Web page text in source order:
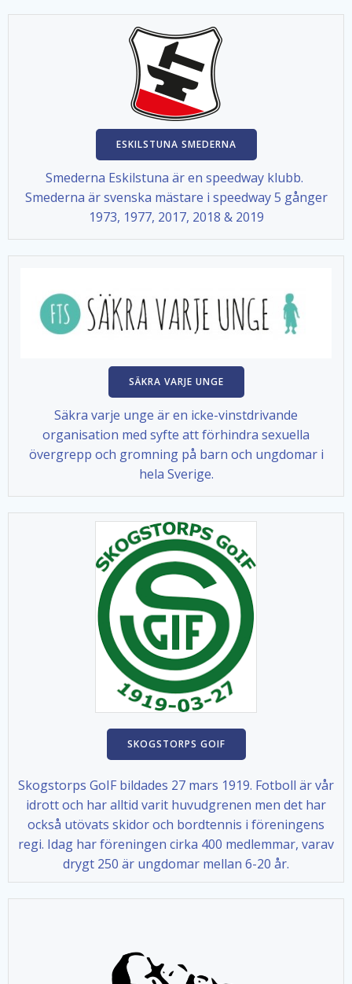
ESKILSTUNA SMEDERNA
Smederna Eskilstuna är en speedway klubb.
Smederna är svenska mästare i speedway 5 gånger
1973, 1977, 2017, 2018 & 2019
SÄKRA VARJE UNGE
Säkra varje unge är en icke-vinstdrivande
organisation med syfte att förhindra sexuella
övergrepp och gromning på barn och ungdomar i
hela Sverige.
SKOGSTORPS GOIF
Skogstorps GoIF bildades 27 mars 1919. Fotboll är vår
idrott och har alltid varit huvudgrenen men det har
också utövats skidor och bordtennis i föreningens
regi. Idag har föreningen cirka 400 medlemmar, varav
drygt 250 är ungdomar mellan 6-20 år.